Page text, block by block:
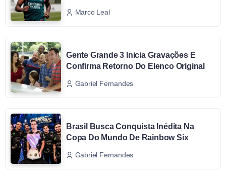
Marco Leal
Gente Grande 3 Inicia Gravações E
Confirma Retorno Do Elenco Original
Gabriel Fernandes
Brasil Busca Conquista Inédita Na
Copa Do Mundo De Rainbow Six
Gabriel Fernandes